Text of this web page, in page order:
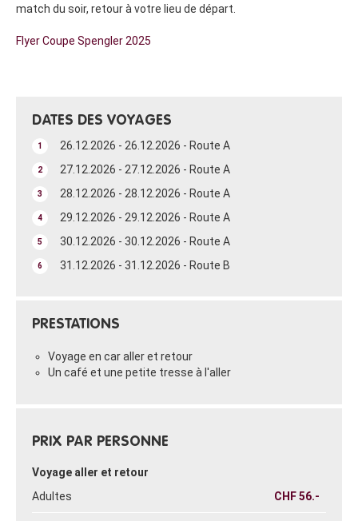
match du soir, retour à votre lieu de départ.
Flyer Coupe Spengler 2025
DATES DES VOYAGES
1 26.12.2026 - 26.12.2026 - Route A
2 27.12.2026 - 27.12.2026 - Route A
3 28.12.2026 - 28.12.2026 - Route A
4 29.12.2026 - 29.12.2026 - Route A
5 30.12.2026 - 30.12.2026 - Route A
6 31.12.2026 - 31.12.2026 - Route B
PRESTATIONS
Voyage en car aller et retour
Un café et une petite tresse à l'aller
PRIX PAR PERSONNE
Voyage aller et retour
Adultes
CHF56.-